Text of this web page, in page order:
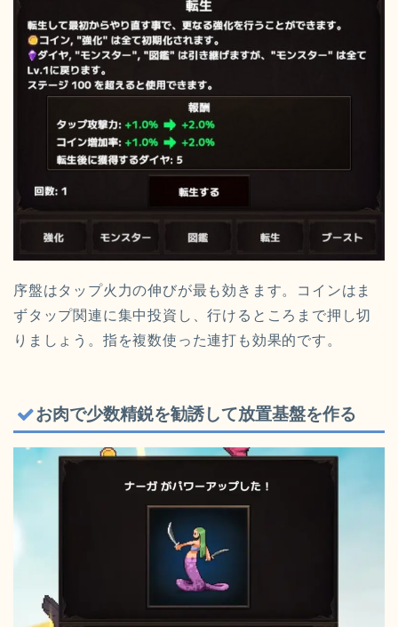
序盤はタップ火力の伸びが最も効きます。コインはま
ずタップ関連に集中投資し、行けるところまで押し切
りましょう。指を複数使った連打も効果的です。
お肉で少数精鋭を勧誘して放置基盤を作る